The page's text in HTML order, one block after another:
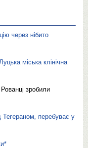
через нібито
міська клінічна
зробили
Тегераном, перебуває у